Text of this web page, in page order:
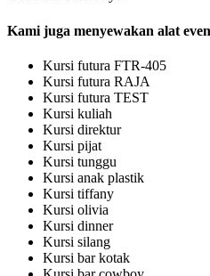
Kami juga menyewakan alat
Kursi futura FTR-405
Kursi futura RAJA
Kursi futura TEST
Kursi kuliah
Kursi direktur
Kursi pijat
Kursi tunggu
Kursi anak plastik
Kursi tiffany
Kursi olivia
Kursi dinner
Kursi silang
Kursi bar kotak